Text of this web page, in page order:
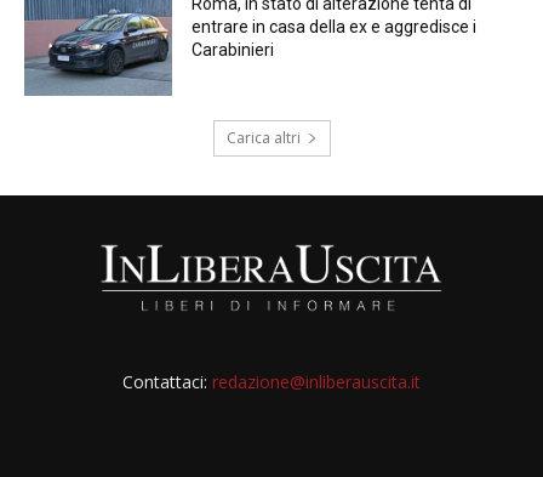
entrare in casa della ex e aggredisce i
Carabinieri
Carica altri
Contattaci: redazione@inliberauscita.it